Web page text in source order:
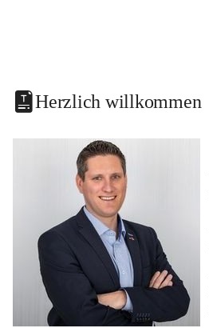
Herzlich willkommen